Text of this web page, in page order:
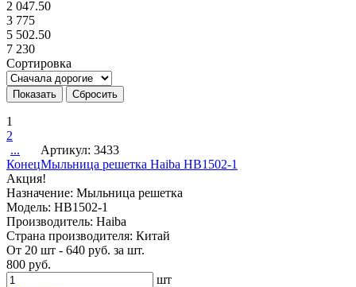
2 047.50
3 775
5 502.50
7 230
Сортировка
1
2
...
Конец
Артикул: 3433
Мыльница решетка Haiba HB1502-1
Акция!
Назначение: Мыльница решетка
Модель: HB1502-1
Производитель: Haiba
Страна производителя: Китай
От 20 шт - 640 руб. за шт.
800 руб.
шт